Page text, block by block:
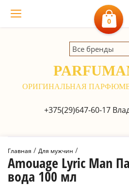
0
+375(29)647-60-17
Все бренды
ОРИГИНАЛЬНАЯ
Главная / Для мужчин /
Amouage Lyric Man
вода 100 мл